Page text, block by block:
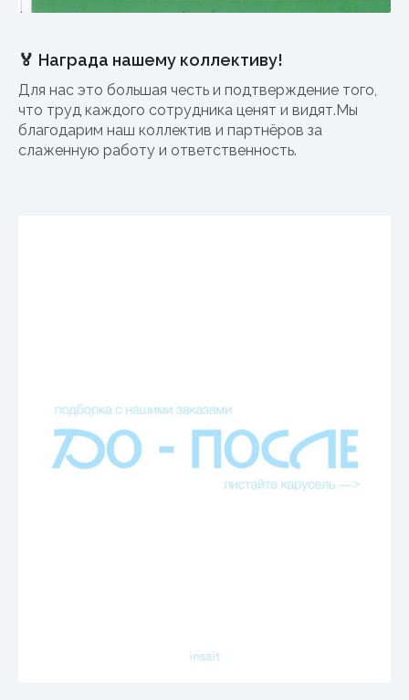
🏅 Награда нашему коллективу!
Для нас это большая честь и подтверждение того,
что труд каждого сотрудника ценят и видят.Мы
благодарим наш коллектив и партнёров за
слаженную работу и ответственность.